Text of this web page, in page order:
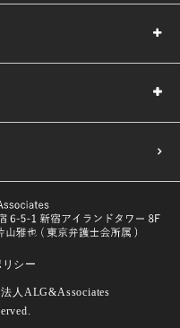
注意点などわかりやす
シー
人ALG&Associates